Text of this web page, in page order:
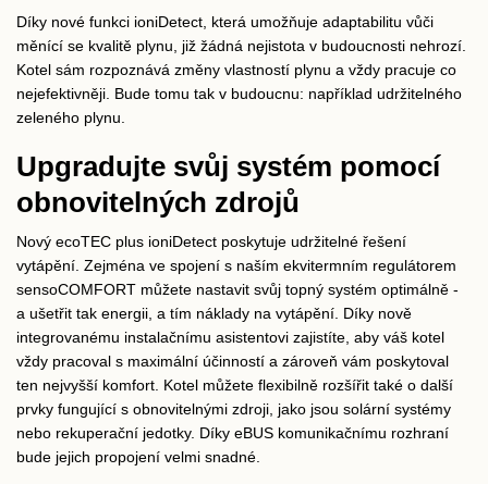
Díky nové funkci ioniDetect, která umožňuje adaptabilitu vůči
měnící se kvalitě plynu, již žádná nejistota v budoucnosti nehrozí.
Kotel sám rozpoznává změny vlastností plynu a vždy pracuje co
nejefektivněji. Bude tomu tak v budoucnu: například udržitelného
zeleného plynu.
Upgradujte svůj systém pomocí
obnovitelných zdrojů
Nový ecoTEC plus ioniDetect poskytuje udržitelné řešení
vytápění. Zejména ve spojení s naším ekvitermním regulátorem
sensoCOMFORT můžete nastavit svůj topný systém optimálně -
a ušetřit tak energii, a tím náklady na vytápění. Díky nově
integrovanému instalačnímu asistentovi zajistíte, aby váš kotel
vždy pracoval s maximální účinností a zároveň vám poskytoval
ten nejvyšší komfort. Kotel můžete flexibilně rozšířit také o další
prvky fungující s obnovitelnými zdroji, jako jsou solární systémy
nebo rekuperační jedotky. Díky eBUS komunikačnímu rozhraní
bude jejich propojení velmi snadné.